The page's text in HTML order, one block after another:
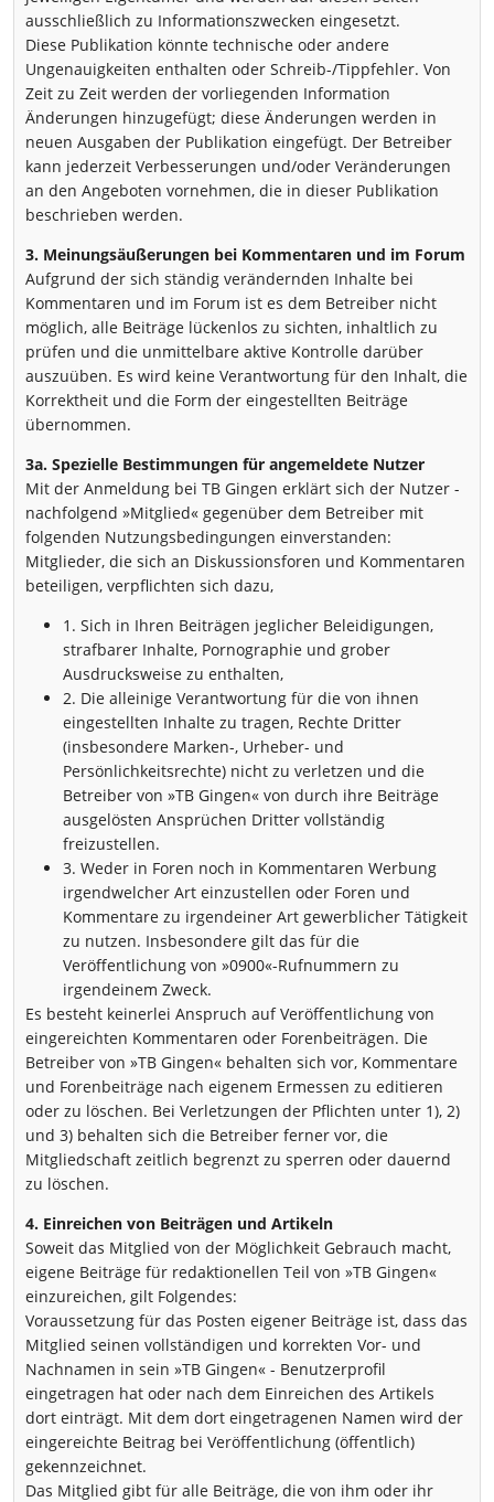
ausschließlich zu Informationszwecken eingesetzt.
Diese Publikation könnte technische oder andere
Ungenauigkeiten enthalten oder Schreib-/Tippfehler. Von
Zeit zu Zeit werden der vorliegenden Information
Änderungen hinzugefügt; diese Änderungen werden in
neuen Ausgaben der Publikation eingefügt. Der Betreiber
kann jederzeit Verbesserungen und/oder Veränderungen
an den Angeboten vornehmen, die in dieser Publikation
beschrieben werden.
3. Meinungsäußerungen bei Kommentaren und im Forum
Aufgrund der sich ständig verändernden Inhalte bei
Kommentaren und im Forum ist es dem Betreiber nicht
möglich, alle Beiträge lückenlos zu sichten, inhaltlich zu
prüfen und die unmittelbare aktive Kontrolle darüber
auszuüben. Es wird keine Verantwortung für den Inhalt, die
Korrektheit und die Form der eingestellten Beiträge
übernommen.
3a. Spezielle Bestimmungen für angemeldete Nutzer
Mit der Anmeldung bei TB Gingen erklärt sich der Nutzer -
nachfolgend »Mitglied« gegenüber dem Betreiber mit
folgenden Nutzungsbedingungen einverstanden:
Mitglieder, die sich an Diskussionsforen und Kommentaren
beteiligen, verpflichten sich dazu,
1. Sich in Ihren Beiträgen jeglicher Beleidigungen,
strafbarer Inhalte, Pornographie und grober
Ausdrucksweise zu enthalten,
2. Die alleinige Verantwortung für die von ihnen
eingestellten Inhalte zu tragen, Rechte Dritter
(insbesondere Marken-, Urheber- und
Persönlichkeitsrechte) nicht zu verletzen und die
Betreiber von »TB Gingen« von durch ihre Beiträge
ausgelösten Ansprüchen Dritter vollständig
freizustellen.
3. Weder in Foren noch in Kommentaren Werbung
irgendwelcher Art einzustellen oder Foren und
Kommentare zu irgendeiner Art gewerblicher Tätigkeit
zu nutzen. Insbesondere gilt das für die
Veröffentlichung von »0900«-Rufnummern zu
irgendeinem Zweck.
Es besteht keinerlei Anspruch auf Veröffentlichung von
eingereichten Kommentaren oder Forenbeiträgen. Die
Betreiber von »TB Gingen« behalten sich vor, Kommentare
und Forenbeiträge nach eigenem Ermessen zu editieren
oder zu löschen. Bei Verletzungen der Pflichten unter 1), 2)
und 3) behalten sich die Betreiber ferner vor, die
Mitgliedschaft zeitlich begrenzt zu sperren oder dauernd
zu löschen.
4. Einreichen von Beiträgen und Artikeln
Soweit das Mitglied von der Möglichkeit Gebrauch macht,
eigene Beiträge für redaktionellen Teil von »TB Gingen«
einzureichen, gilt Folgendes:
Voraussetzung für das Posten eigener Beiträge ist, dass das
Mitglied seinen vollständigen und korrekten Vor- und
Nachnamen in sein »TB Gingen« - Benutzerprofil
eingetragen hat oder nach dem Einreichen des Artikels
dort einträgt. Mit dem dort eingetragenen Namen wird der
eingereichte Beitrag bei Veröffentlichung (öffentlich)
gekennzeichnet.
Das Mitglied gibt für alle Beiträge, die von ihm oder ihr